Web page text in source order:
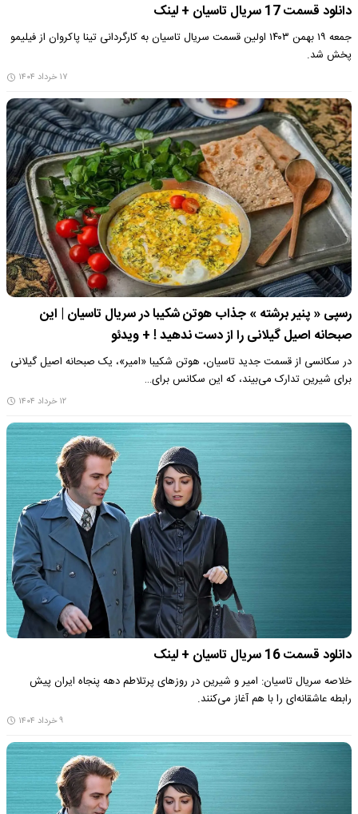
دانلود قسمت 17 سریال تاسیان + لینک
جمعه ۱۹ بهمن ۱۴۰۳ اولین قسمت سریال تاسیان به کارگردانی تینا پاکروان از فیلیمو
پخش شد.
۱۷ خرداد ۱۴۰۴
رسپی « پنیر برشته » جذاب هوتن شکیبا در سریال تاسیان | این
صبحانه‌ اصیل گیلانی را از دست ندهید ! + ویدئو
در سکانسی از قسمت جدید تاسیان، هوتن شکیبا «امیر»، یک صبحانه‌ اصیل گیلانی
برای شیرین تدارک می‌بیند، که این سکانس برای…
۱۲ خرداد ۱۴۰۴
دانلود قسمت 16 سریال تاسیان + لینک
خلاصه سریال تاسیان: امیر و شیرین در روزهای پرتلاطم دهه پنجاه ایران پیش
رابطه عاشقانه‌ای را با هم آغاز می‌کنند.
۹ خرداد ۱۴۰۴